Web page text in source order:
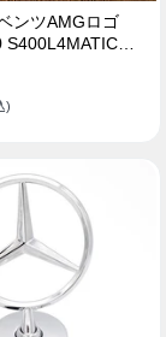
ンツAMGロゴ
四
)